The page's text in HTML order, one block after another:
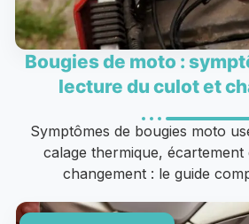
Bougies de moto :
lecture du culot et
Symptômes de bougies moto
calage thermique,
changement : le guide